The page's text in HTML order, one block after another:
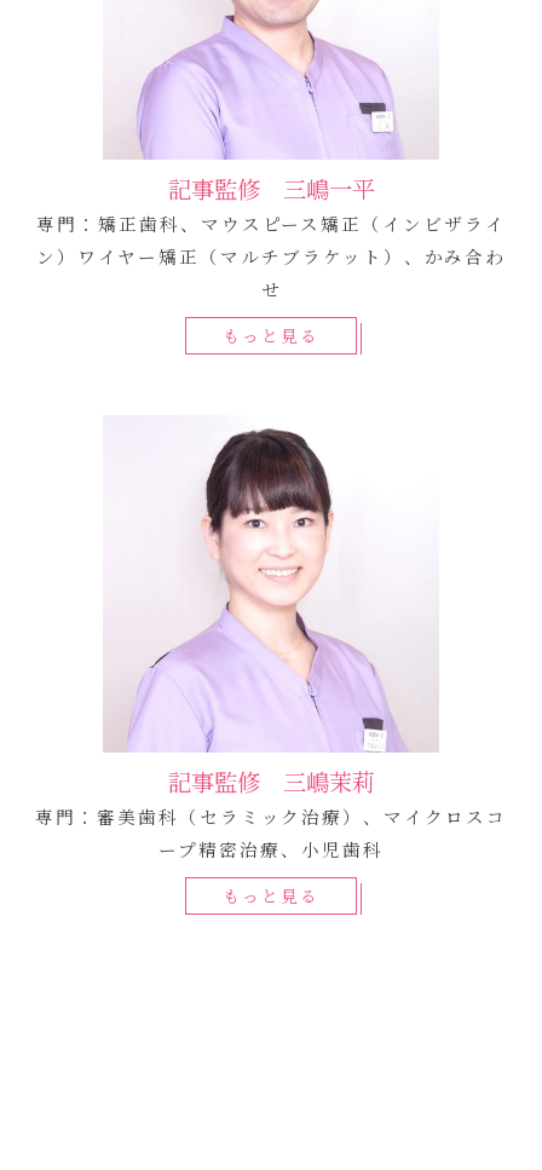
記事監修 三嶋一平
専門：矯正歯科、マウスピース矯正（インビザライ
ン）ワイヤー矯正（マルチブラケット）、かみ合わ
せ
もっと見る
記事監修 三嶋茉莉
専門：審美歯科（セラミック治療）、マイクロスコ
ープ精密治療、小児歯科
もっと見る